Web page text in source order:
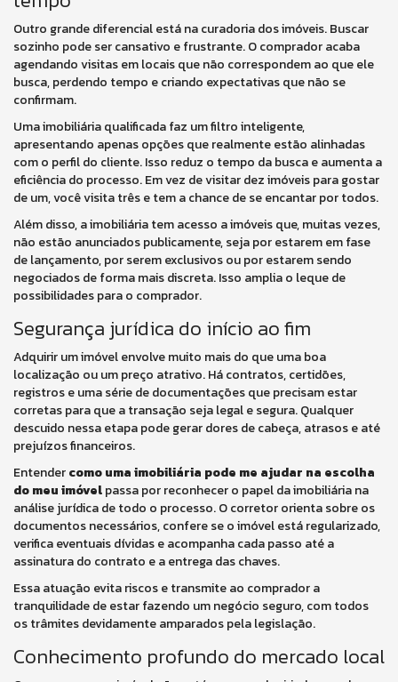
Outro grande diferencial está na curadoria dos imóveis. Buscar
sozinho pode ser cansativo e frustrante. O comprador acaba
agendando visitas em locais que não correspondem ao que ele
busca, perdendo tempo e criando expectativas que não se
confirmam.
Uma imobiliária qualificada faz um filtro inteligente,
apresentando apenas opções que realmente estão alinhadas
com o perfil do cliente. Isso reduz o tempo da busca e aumenta a
eficiência do processo. Em vez de visitar dez imóveis para gostar
de um, você visita três e tem a chance de se encantar por todos.
Além disso, a imobiliária tem acesso a imóveis que, muitas vezes,
não estão anunciados publicamente, seja por estarem em fase
de lançamento, por serem exclusivos ou por estarem sendo
negociados de forma mais discreta. Isso amplia o leque de
possibilidades para o comprador.
Segurança jurídica do início ao fim
Adquirir um imóvel envolve muito mais do que uma boa
localização ou um preço atrativo. Há contratos, certidões,
registros e uma série de documentações que precisam estar
corretas para que a transação seja legal e segura. Qualquer
descuido nessa etapa pode gerar dores de cabeça, atrasos e até
prejuízos financeiros.
Entendercomo uma imobiliária pode me ajudar na escolha
do meu imóvelpassa por reconhecer o papel da imobiliária na
análise jurídica de todo o processo. O corretor orienta sobre os
documentos necessários, confere se o imóvel está regularizado,
verifica eventuais dívidas e acompanha cada passo até a
assinatura do contrato e a entrega das chaves.
Essa atuação evita riscos e transmite ao comprador a
tranquilidade de estar fazendo um negócio seguro, com todos
os trâmites devidamente amparados pela legislação.
Conhecimento profundo do mercado local